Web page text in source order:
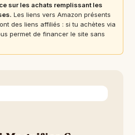
sur les achats remplissant les
Les liens vers Amazon présents
des liens affiliés : si tu achètes via
permet de financer le site sans